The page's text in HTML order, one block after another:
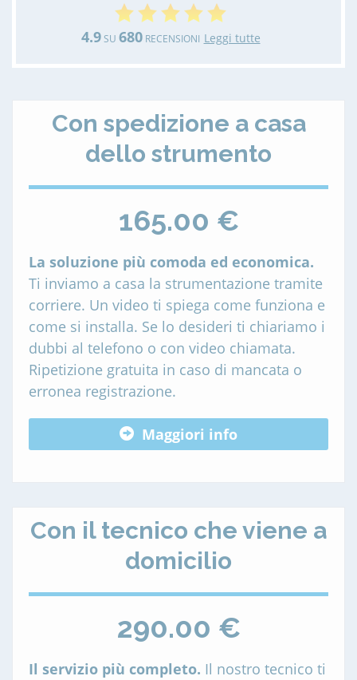
4.9SU 680RECENSIONI Leggi tutte
Con spedizione a casa
dello strumento
165.00 €
La soluzione più comoda ed economica.
Ti inviamo a casa la strumentazione tramite
corriere. Un video ti spiega come funziona e
come si installa. Se lo desideri ti chiariamo i
dubbi al telefono o con video chiamata.
Ripetizione gratuita in caso di mancata o
erronea registrazione.
Maggiori info
Con il tecnico che viene a
domicilio
290.00 €
Il servizio più completo. Il nostro tecnico ti